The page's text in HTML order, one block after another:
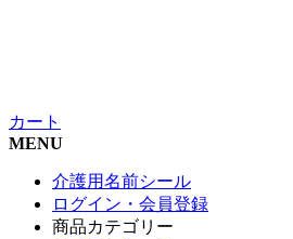
カート
MENU
介護用名前シール
ログイン・会員登録
商品カテゴリー